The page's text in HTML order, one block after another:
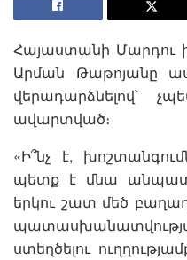
Հայաստանի Մարդու
Արման Թաթոյանը
վերադարձնելով՝
ավարտված։
«Ի՞նչ է,
պետք է մնա
երկու շատ մեծ
ստեղծելու